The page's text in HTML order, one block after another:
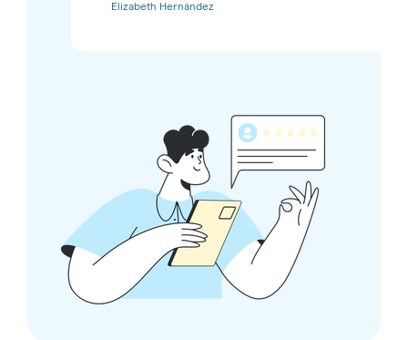
Elizabeth Hernández